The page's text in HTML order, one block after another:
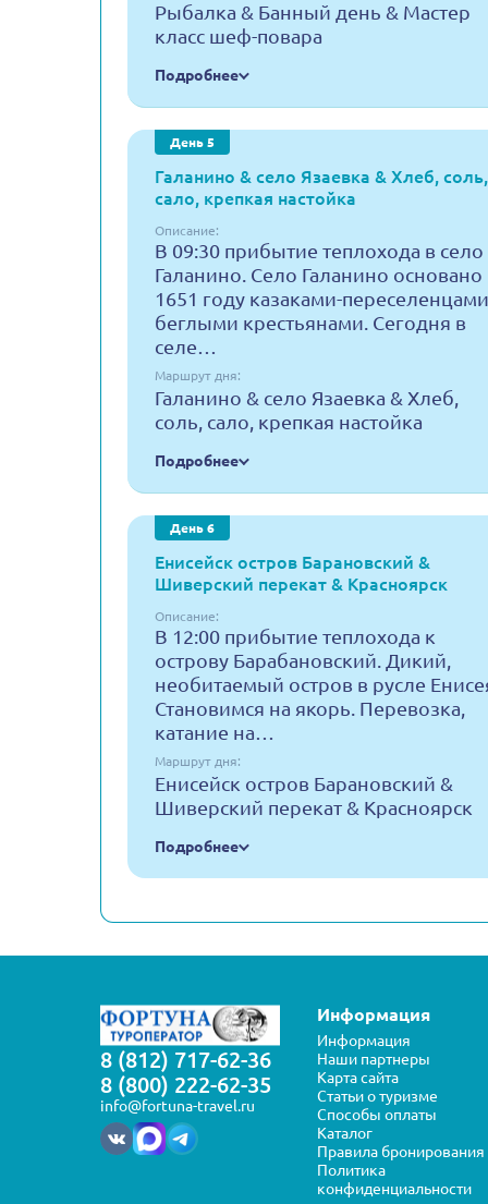
Рыбалка & Банный день & Мастер
класс шеф-повара
Подробнее
День 5
Галанино & село Язаевка & Хлеб, соль,
сало, крепкая настойка
Описание:
В 09:30 прибытие теплохода в село
Галанино. Село Галанино основано
1651 году казаками-
беглыми крестьянами. Сегодня в
селе…
Маршрут дня:
Галанино & село Язаевка & Хлеб,
соль, сало, крепкая настойка
Подробнее
День 6
Енисейск остров Барановский &
Шиверский перекат & Красноярск
Описание:
В 12:00 прибытие теплохода к
острову Барабановский. Дикий,
необитаемый остров в русле
Становимся на якорь. Перевозка,
катание на…
Маршрут дня:
Енисейск остров Барановский &
Шиверский перекат & Красноярск
Подробнее
8 (812) 717-62-36
8 (800) 222-62-35
info@fortuna-travel.ru
Информация
Информация
Наши партнеры
Карта сайта
Статьи о туризме
Способы оплаты
Каталог
Правила бронирования
Политика
конфиденциальности